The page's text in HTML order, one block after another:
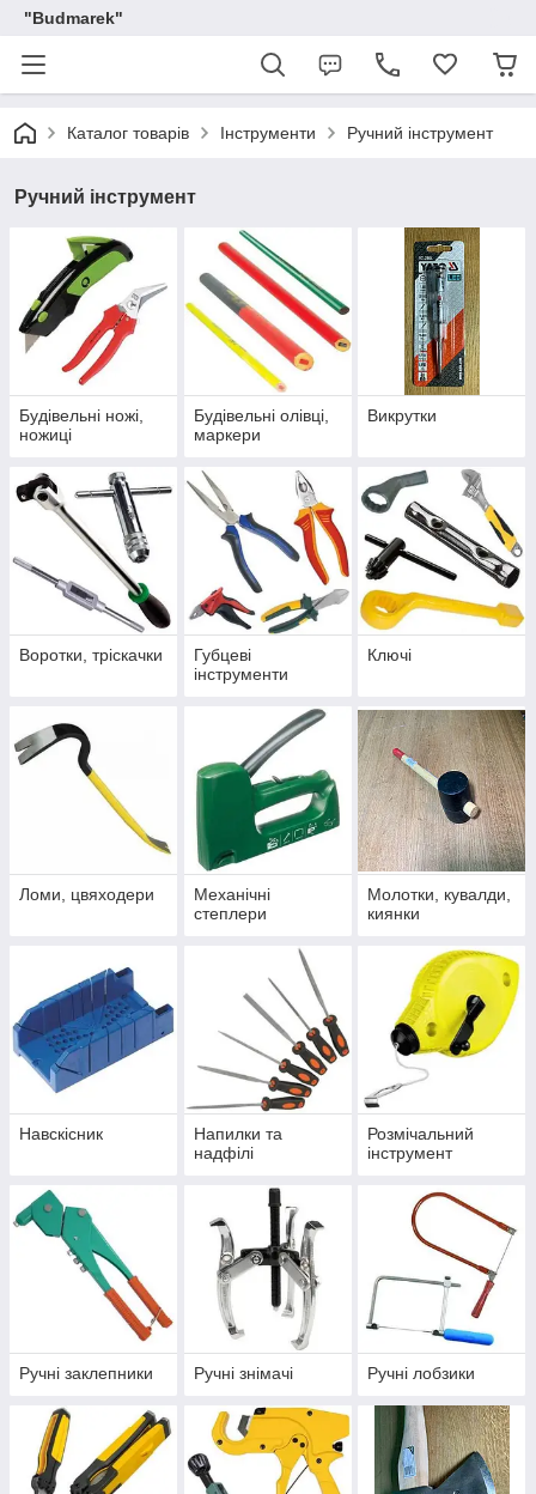
"Budmarek"
Каталог товарів Інструменти Ручний інструмент
Ручний інструмент
Будівельні ножі,
ножиці
Будівельні олівці,
маркери
Викрутки
Воротки, тріскачки
Губцеві
інструменти
Ключі
Ломи, цвяходери
Механічні
степлери
Молотки, кувалди,
киянки
Навскісник
Напилки та
надфілі
Розмічальний
інструмент
Ручні заклепники Ручні знімачі Ручні лобзики